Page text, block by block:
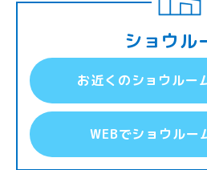
ショウル
お近くのショウルー
WEBでショウルー